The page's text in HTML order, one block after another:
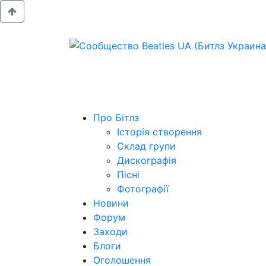
Про Бітлз
Історія створення
Склад групи
Дискографія
Пісні
Фотографії
Новини
Форум
Заходи
Блоги
Оголошення